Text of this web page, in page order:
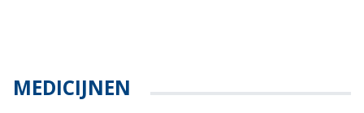
MEDICIJNEN